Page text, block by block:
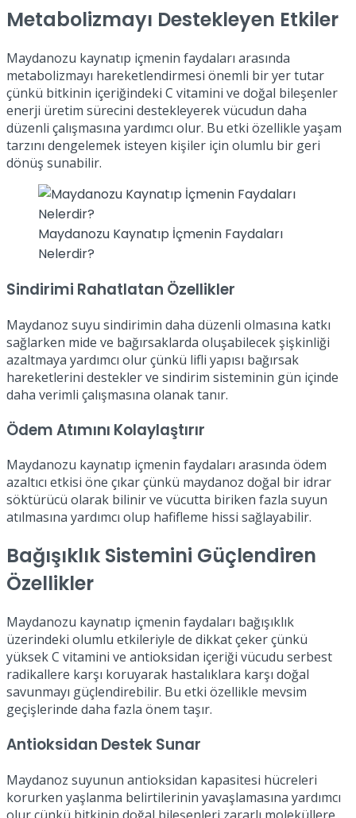
Metabolizmayı Destekleyen Etkiler
Maydanozu kaynatıp içmenin faydaları arasında
metabolizmayı hareketlendirmesi önemli bir yer tutar
çünkü bitkinin içeriğindeki C vitamini ve doğal bileşenler
enerji üretim sürecini destekleyerek vücudun daha
düzenli çalışmasına yardımcı olur. Bu etki özellikle yaşam
tarzını dengelemek isteyen kişiler için olumlu bir geri
dönüş sunabilir.
Maydanozu Kaynatıp İçmenin Faydaları
Nelerdir?
Sindirimi Rahatlatan Özellikler
Maydanoz suyu sindirimin daha düzenli olmasına katkı
sağlarken mide ve bağırsaklarda oluşabilecek şişkinliği
azaltmaya yardımcı olur çünkü lifli yapısı bağırsak
hareketlerini destekler ve sindirim sisteminin gün içinde
daha verimli çalışmasına olanak tanır.
Ödem Atımını Kolaylaştırır
Maydanozu kaynatıp içmenin faydaları arasında ödem
azaltıcı etkisi öne çıkar çünkü maydanoz doğal bir idrar
söktürücü olarak bilinir ve vücutta biriken fazla suyun
atılmasına yardımcı olup hafifleme hissi sağlayabilir.
Bağışıklık Sistemini Güçlendiren
Özellikler
Maydanozu kaynatıp içmenin faydaları bağışıklık
üzerindeki olumlu etkileriyle de dikkat çeker çünkü
yüksek C vitamini ve antioksidan içeriği vücudu serbest
radikallere karşı koruyarak hastalıklara karşı doğal
savunmayı güçlendirebilir. Bu etki özellikle mevsim
geçişlerinde daha fazla önem taşır.
Antioksidan Destek Sunar
Maydanoz suyunun antioksidan kapasitesi hücreleri
korurken yaşlanma belirtilerinin yavaşlamasına yardımcı